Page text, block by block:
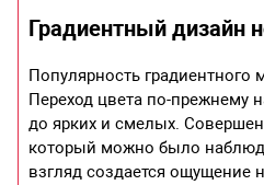
Градиентный дизайн
Популярность
Переход цвета по-прежнему
до ярких и смелых.
который можно было
взгляд создается